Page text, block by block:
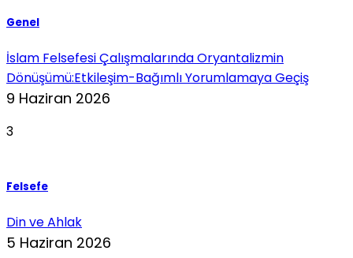
Genel
İslam Felsefesi Çalışmalarında Oryantalizmin
Dönüşümü:Etkileşim-Bağımlı Yorumlamaya Geçiş
9 Haziran 2026
3
Felsefe
Din ve Ahlak
5 Haziran 2026